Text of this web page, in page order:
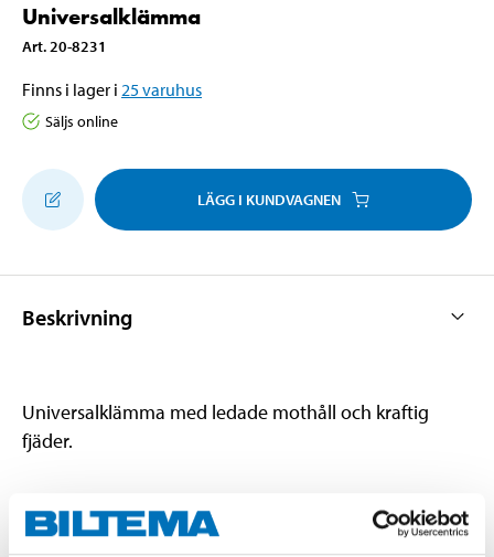
Universalklämma
Art. 20-8231
Finns i lager i 25varuhus
Säljs online
LÄGG I KUNDVAGNEN
Beskrivning
Universalklämma med ledade mothåll och kraftig
fjäder.
Teknisk specifikation